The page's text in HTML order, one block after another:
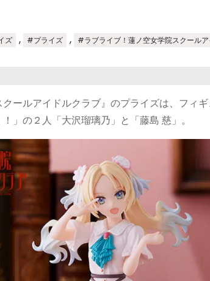
ズ , #プライズ , #ラブライブ！蓮ノ空女学院スクール
クールアイドルクラブ』のプライズは、フィ
」の２人「大沢瑠璃乃」と「藤島 慈」。